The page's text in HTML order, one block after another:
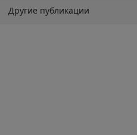
Другие публикации